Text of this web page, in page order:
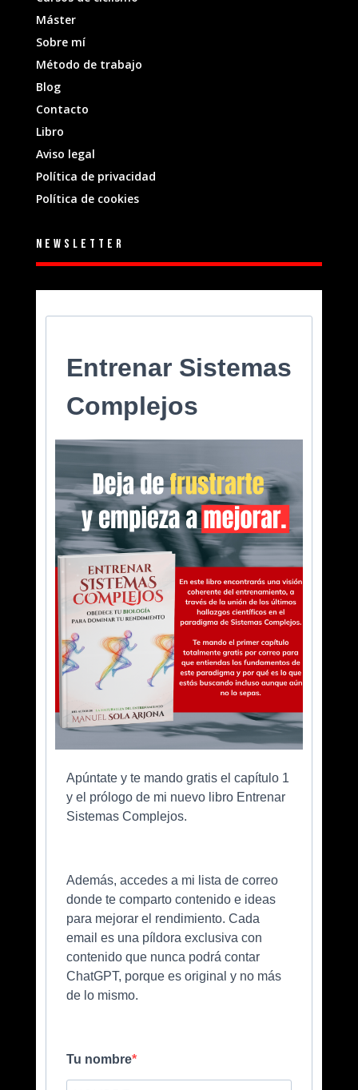
Máster
Sobre mí
Método de trabajo
Blog
Contacto
Libro
Aviso legal
Política de privacidad
Política de cookies
Newsletter
Entrenar Sistemas
Complejos
Apúntate y te mando gratis el capítulo 1
y el prólogo de mi nuevo libro Entrenar
Sistemas Complejos.
Además, accedes a mi lista de correo
donde te comparto contenido e ideas
para mejorar el rendimiento. Cada
email es una píldora exclusiva con
contenido que nunca podrá contar
ChatGPT, porque es original y no más
de lo mismo.
Tu nombre